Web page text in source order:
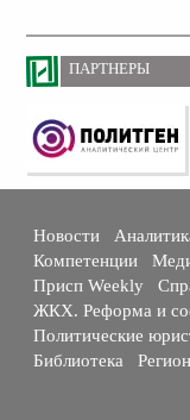
ПАРТНЕРЫ
Новости
Компетенции
Присп Weekly
ЖКХ. Реформа и
Политические
Библиотека